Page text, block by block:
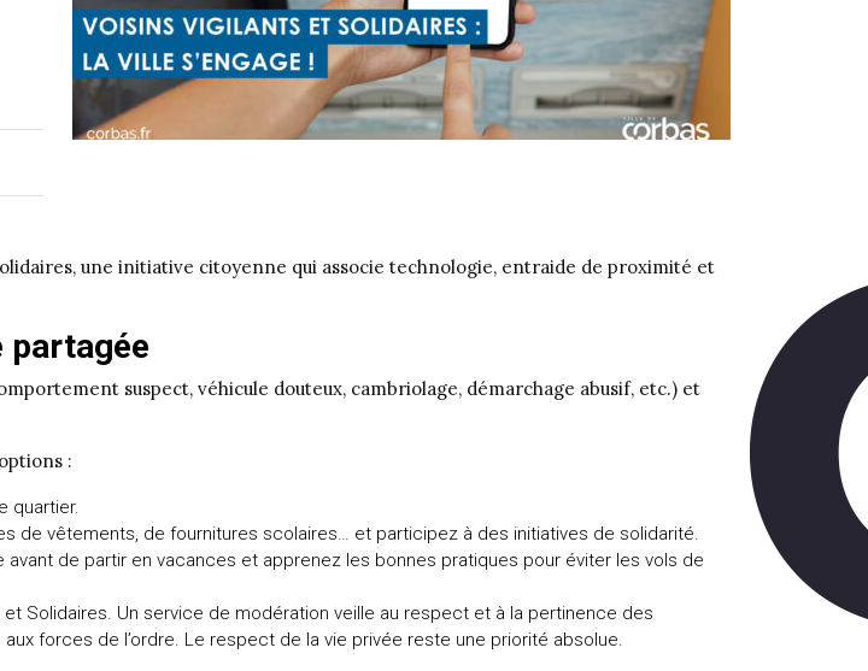
une initiative citoyenne qui associe technologie, entraide de proximité et
partagée
suspect, véhicule douteux, cambriolage, démarchage abusif, etc.) et
:
quartier.
de vêtements, de fournitures scolaires… et participez à des initiatives de solidarité.
de partir en vacances et apprenez les bonnes pratiques pour éviter les vols de
Solidaires. Un service de modération veille au respect et à la pertinence des
forces de l’ordre. Le respect de la vie privée reste une priorité absolue.